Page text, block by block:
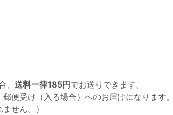
、 送料一律185円 でお送りできます。
便受け（入る場合）へのお届けになります。
せん。）